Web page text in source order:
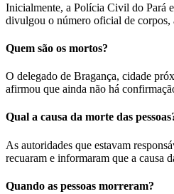
Inicialmente, a Polícia Civil do Pará
divulgou o número oficial de corpos,
Quem são os mortos?
O delegado de Bragança, cidade
afirmou que ainda não há
Qual a causa da morte das
As autoridades que estavam
recuaram e informaram que a causa
Quando as pessoas morreram?